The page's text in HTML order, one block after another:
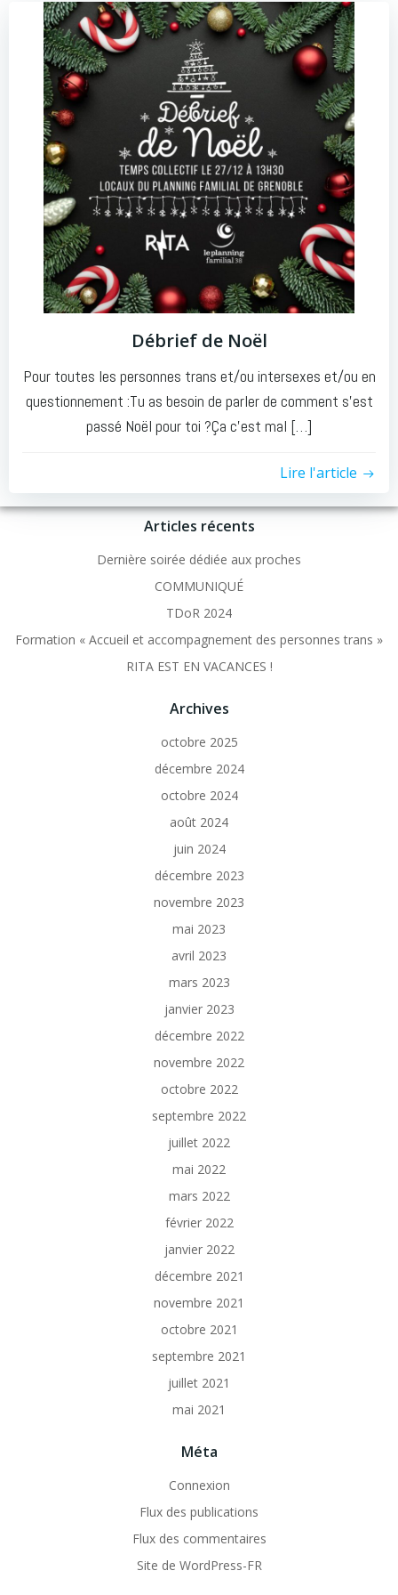
Débrief de Noël
Pour toutes les personnes trans et/ou intersexes et/ou en
questionnement :Tu as besoin de parler de comment s’est
passé Noël pour toi ?Ça c’est mal […]
Lire l'article
Articles récents
Dernière soirée dédiée aux proches
COMMUNIQUÉ
TDoR 2024
Formation « Accueil et accompagnement des personnes trans »
RITA EST EN VACANCES !
Archives
octobre 2025
décembre 2024
octobre 2024
août 2024
juin 2024
décembre 2023
novembre 2023
mai 2023
avril 2023
mars 2023
janvier 2023
décembre 2022
novembre 2022
octobre 2022
septembre 2022
juillet 2022
mai 2022
mars 2022
février 2022
janvier 2022
décembre 2021
novembre 2021
octobre 2021
septembre 2021
juillet 2021
mai 2021
Méta
Connexion
Flux des publications
Flux des commentaires
Site de WordPress-FR